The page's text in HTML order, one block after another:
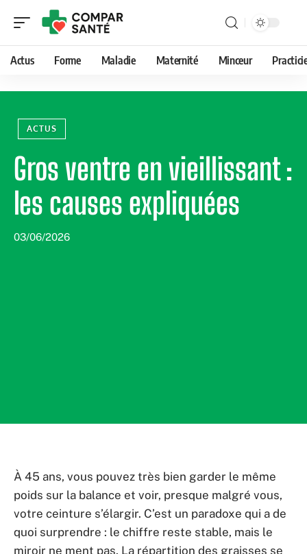
Actus Forme Maladie Maternité Minceur
ACTUS
Gros ventre en vieillissant :
les causes expliquées
03/06/2026
À 45 ans, vous pouvez très bien garder le même
poids sur la balance et voir, presque malgré vous,
votre ceinture s’élargir. C’est un paradoxe qui a de
quoi surprendre : le chiffre reste stable, mais le
miroir ne ment pas. La répartition des graisses se